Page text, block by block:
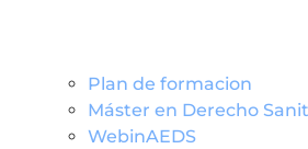
Plan de formacion
Máster en Derecho
WebinAEDS